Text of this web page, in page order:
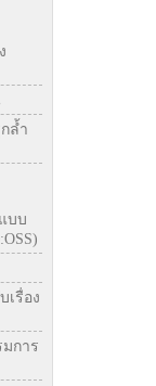
ล้ำ
บบ
เรื่อง
การ